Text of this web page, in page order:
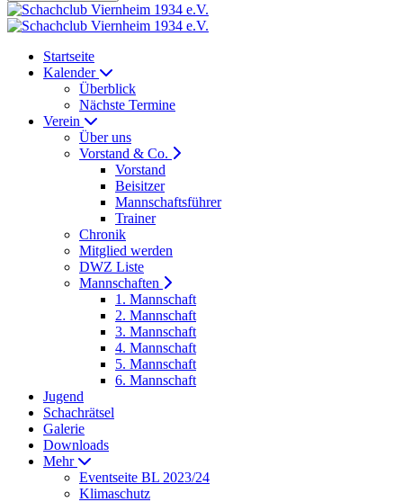
Startseite
Kalender
Überblick
Nächste Termine
Verein
Über uns
Vorstand & Co.
Vorstand
Beisitzer
Mannschaftsführer
Trainer
Chronik
Mitglied werden
DWZ Liste
Mannschaften
1. Mannschaft
2. Mannschaft
3. Mannschaft
4. Mannschaft
5. Mannschaft
6. Mannschaft
Jugend
Schachrätsel
Galerie
Downloads
Mehr
Eventseite BL 2023/24
Klimaschutz